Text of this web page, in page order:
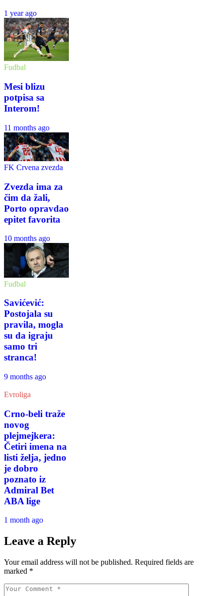
1 year ago
Fudbal
Mesi blizu
potpisa sa
Interom!
11 months ago
FK Crvena zvezda
Zvezda ima za
čim da žali,
Porto opravdao
epitet favorita
10 months ago
Fudbal
Savićević:
Postojala su
pravila, mogla
su da igraju
samo tri
stranca!
9 months ago
Evroliga
Crno-beli traže
novog
plejmejkera:
Četiri imena na
listi želja, jedno
je dobro
poznato iz
Admiral Bet
ABA lige
1 month ago
Leave a Reply
Your email address will not be published. Required fields are
marked *